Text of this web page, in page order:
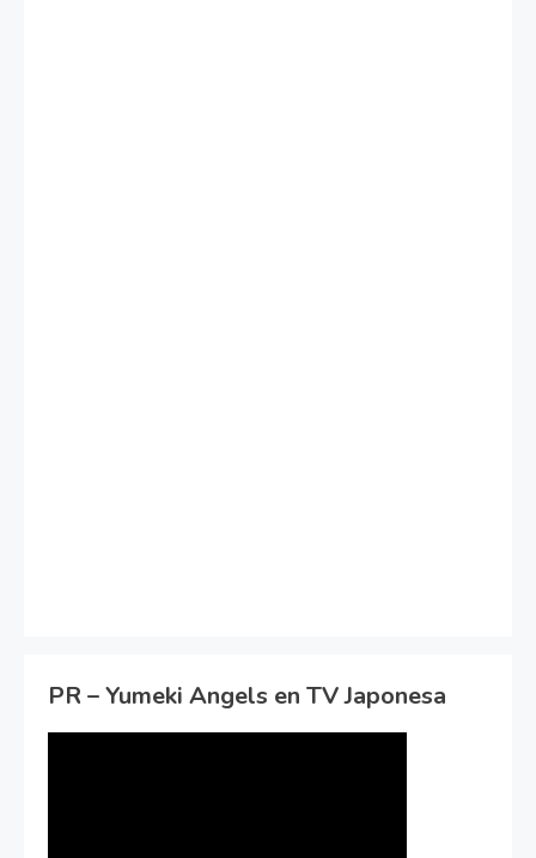
PR – Yumeki Angels en TV Japonesa